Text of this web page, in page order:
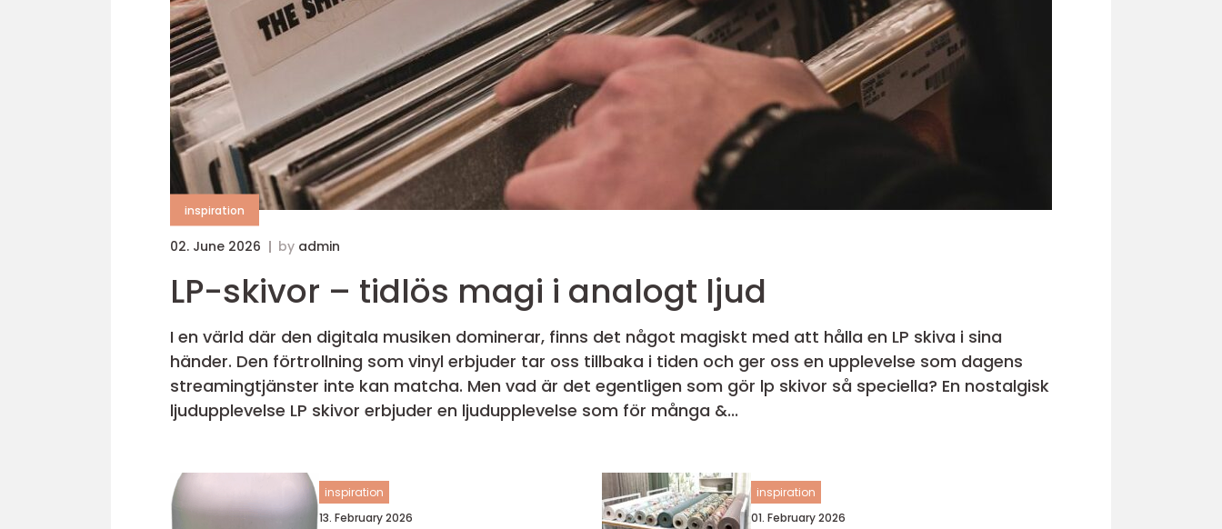
inspiration
02. June 2026 by admin
LP-skivor – tidlös magi i analogt ljud
I en värld där den digitala musiken dominerar, finns det något magiskt med att hålla en LP skiva i sina
händer. Den förtrollning som vinyl erbjuder tar oss tillbaka i tiden och ger oss en upplevelse som dagens
streamingtjänster inte kan matcha. Men vad är det egentligen som gör lp skivor så speciella? En nostalgisk
ljudupplevelse LP skivor erbjuder en ljudupplevelse som för många &...
inspiration
13. February 2026
inspiration
01. February 2026